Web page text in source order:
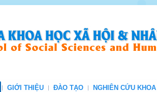
GIỚI THIỆU ĐÀO TẠO
NGHIÊN CỨU